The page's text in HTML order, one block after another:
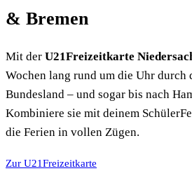
& Bremen
Mit der U21Freizeitkarte
Wochen lang rund um die Uhr durch
Bundesland – und sogar bis nach
Kombiniere sie mit deinem
die Ferien in vollen Zügen.
Zur U21Freizeitkarte